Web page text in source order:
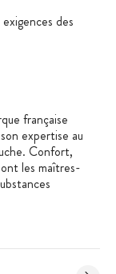
des
française
expertise au
Confort,
les maîtres-